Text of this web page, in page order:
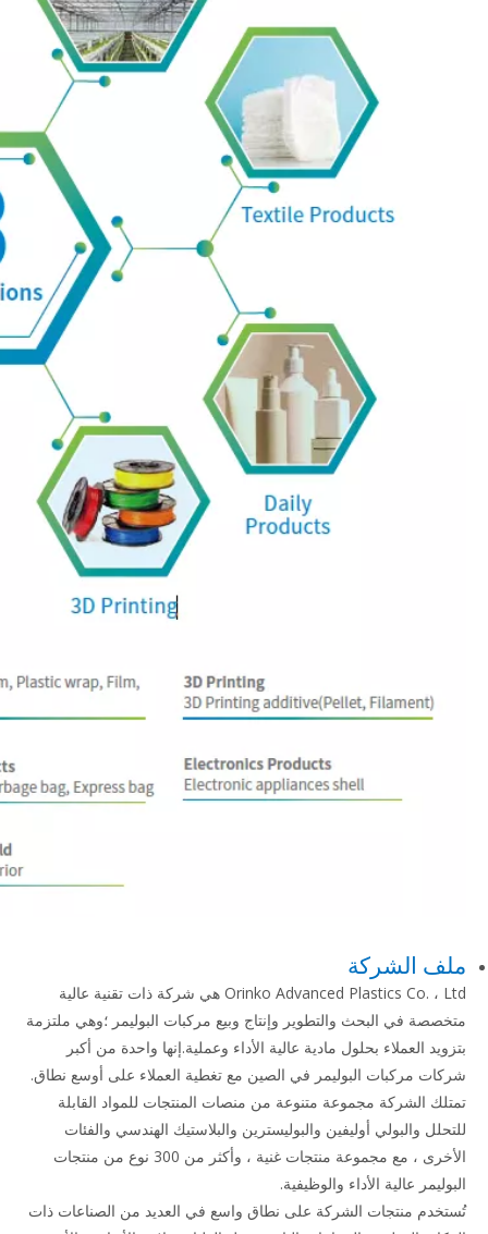
ملف الشركة
Orinko Advanced Plastics Co. ، Ltd هي شركة ذات تقنية عالية
متخصصة في البحث والتطوير وإنتاج وبيع مركبات البوليمر ؛وهي ملتزمة
بتزويد العملاء بحلول مادية عالية الأداء وعملية.إنها واحدة من أكبر
شركات مركبات البوليمر في الصين مع تغطية العملاء على أوسع نطاق.
تمتلك الشركة مجموعة متنوعة من منصات المنتجات للمواد القابلة
للتحلل والبولي أوليفين والبوليسترين والبلاستيك الهندسي والفئات
الأخرى ، مع مجموعة منتجات غنية ، وأكثر من 300 نوع من منتجات
البوليمر عالية الأداء والوظيفية.
تُستخدم منتجات الشركة على نطاق واسع في العديد من الصناعات ذات